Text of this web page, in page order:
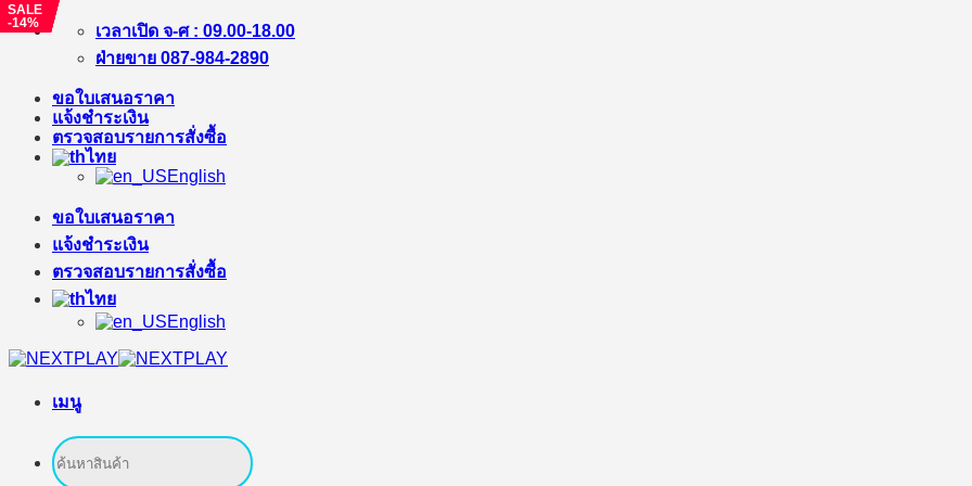
ข้าม
เนื้อหา
เวลาเปิด จ-ศ : 09.00-18.00
ฝ่ายขาย 087-984-2890
ขอใบเสนอราคา
แจ้งชำระเงิน
ตรวจสอบรายการสั่งซื้อ
ไทย
English
ขอใบเสนอราคา
แจ้งชำระเงิน
ตรวจสอบรายการสั่งซื้อ
ไทย
English
เมนู
ค้นหา:
SALE
-14%
SALE
-6%
SALE
-8%
SALE
-8%
SALE
-17%